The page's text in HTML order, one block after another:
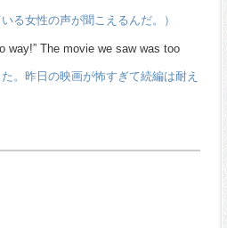
る女性の声が聞こえるんだ。）
way!” The movie we saw was too
。昨日の映画が怖すぎて続編は耐え